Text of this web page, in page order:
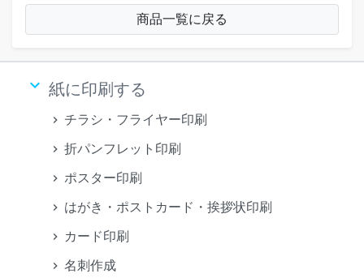
商品一覧に戻る
keyboard_arrow_down 紙に印刷する
チラシ・フライヤー印刷
折パンフレット印刷
ポスター印刷
はがき・ポストカード・挨拶状印刷
カード印刷
名刺作成